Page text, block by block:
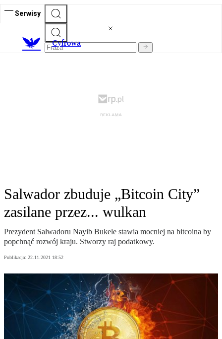
Serwisy
Cyfrowa
Salwador zbuduje „Bitcoin City”
zasilane przez... wulkan
Prezydent Salwadoru Nayib Bukele stawia mocniej na bitcoina by
popchnąć rozwój kraju. Stworzy raj podatkowy.
Publikacja: 22.11.2021 18:52